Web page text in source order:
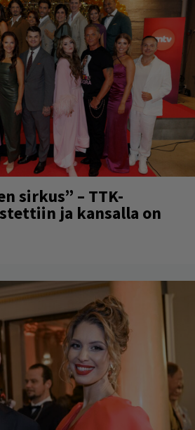
sirkus” – TTK-
ja kansalla on